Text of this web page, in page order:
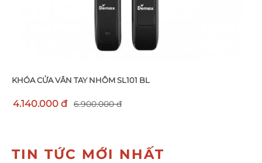
KHÓA CỬA VÂN TAY NHÔM SL101 BL
4.140.000 đ 6.900.000 đ
TIN TỨC MỚI NHẤT